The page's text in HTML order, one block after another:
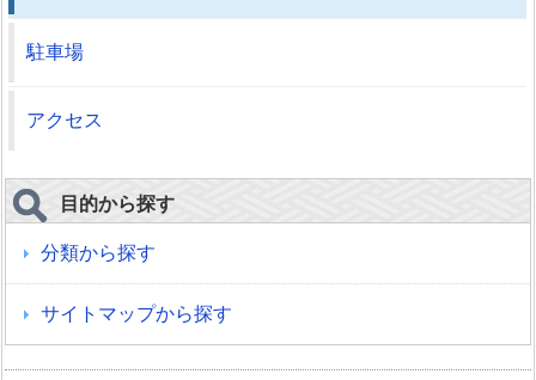
駐車場
アクセス
目的から探す
分類から探す
サイトマップから探す